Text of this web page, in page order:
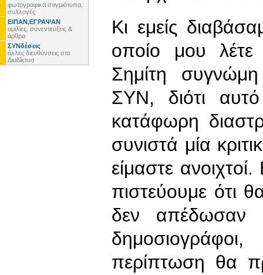
φωτογραφικά στιγμιότυπα,
συλλογές
ΕΙΠΑΝ,ΕΓΡΑΨΑΝ
ομιλίες, συνεντεύξεις &
άρθρα
ΣΥΝδέσεις
άλλες διευθύνσεις στο
Διαδίκτυο
Κι εμείς
οποίο μου
Σημίτη
ΣΥΝ, διότι
κατάφωρη
συνιστά μία
είμαστε
πιστεύουμε ότι
δεν απέδωσαν
περίπτωση θα